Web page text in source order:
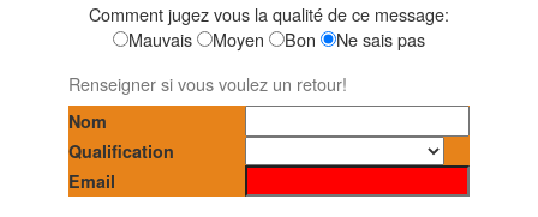
Comment jugez vous la qualité de ce message:
Mauvais
Moyen Bon
Ne sais pas
Renseigner si vous voulez un retour!
Nom
Qualification
Email